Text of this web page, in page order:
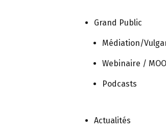
Grand Public
Médiation/
Webinaire /
Podcasts
Actualités
présentant
A, Auquier P, De Villemeur TB,